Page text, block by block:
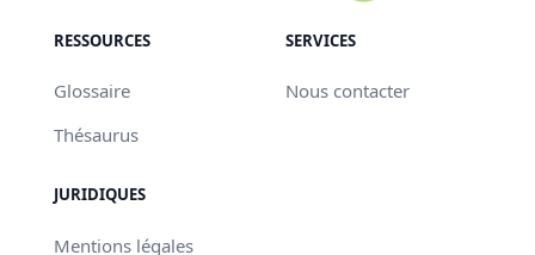
RESSOURCES
Glossaire
Thésaurus
SERVICES
Nous contacter
JURIDIQUES
Mentions légales